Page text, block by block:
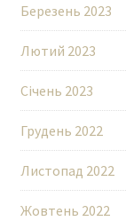
Березень 2023
Лютий 2023
Січень 2023
Грудень 2022
Листопад 2022
Жовтень 2022